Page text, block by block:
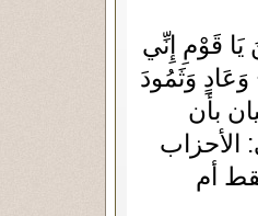
يَا قَوْمِ إِنِّي
قَوْمِ نُوحٍ وَعَادٍ وَثَمُودَ
لِّلْعِبَادِ ﴿٣١﴾) توحيان بأن
الأحزاب
أم